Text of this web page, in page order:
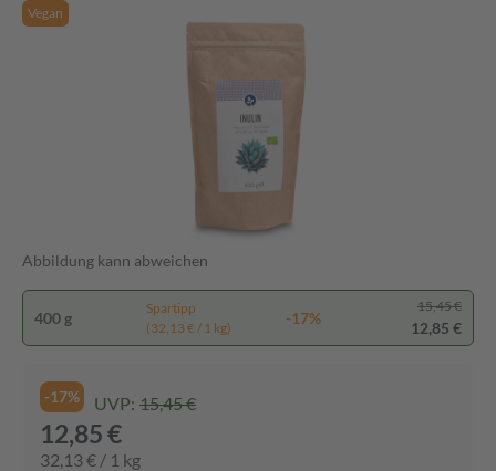
Vegan
Abbildung kann abweichen
400 g
Spartipp
(32,13 € / 1 kg)
-17%
15,45 €
12,85 €
-17% UVP: 15,45 €
12,85 €
32,13 € / 1 kg